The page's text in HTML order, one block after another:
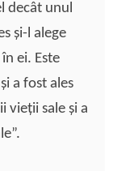
decât unul
şi-l alege
ei. Este
a fost ales
vieţii sale şi a